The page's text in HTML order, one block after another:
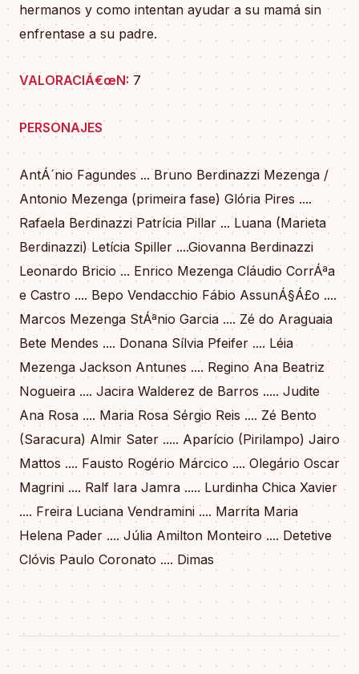
hermanos y como intentan ayudar a su mamá sin
enfrentase a su padre.
VALORACIÁ€œN: 7
PERSONAJES
AntÁ´nio Fagundes ... Bruno Berdinazzi Mezenga /
Antonio Mezenga (primeira fase) Glória Pires ....
Rafaela Berdinazzi Patrícia Pillar ... Luana (Marieta
Berdinazzi) Letícia Spiller ....Giovanna Berdinazzi
Leonardo Bricio ... Enrico Mezenga Cláudio CorrÁªa
e Castro .... Bepo Vendacchio Fábio AssunÁ§Á£o ....
Marcos Mezenga StÁªnio Garcia .... Zé do Araguaia
Bete Mendes .... Donana Sílvia Pfeifer .... Léia
Mezenga Jackson Antunes .... Regino Ana Beatriz
Nogueira .... Jacira Walderez de Barros ..... Judite
Ana Rosa .... Maria Rosa Sérgio Reis .... Zé Bento
(Saracura) Almir Sater ..... Aparício (Pirilampo) Jairo
Mattos .... Fausto Rogério Márcico .... Olegário Oscar
Magrini .... Ralf Iara Jamra ..... Lurdinha Chica Xavier
.... Freira Luciana Vendramini .... Marrita Maria
Helena Pader .... Júlia Amilton Monteiro .... Detetive
Clóvis Paulo Coronato .... Dimas